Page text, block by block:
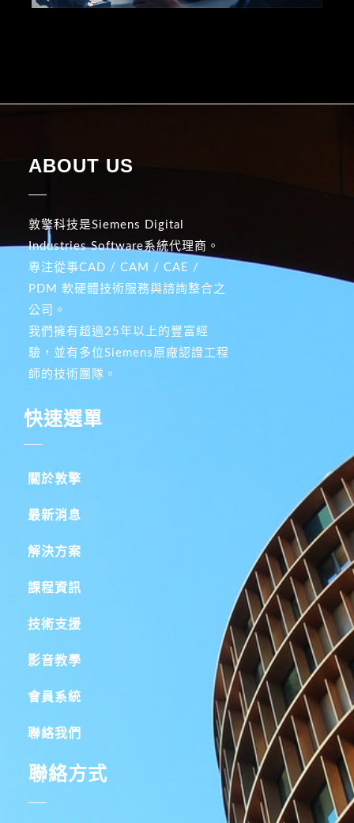
ABOUT US
敦擎科技是Siemens Digital
Industries Software系統代理商。
專注從事CAD / CAM / CAE /
PDM 軟硬體技術服務與諮詢整合之
公司。
我們擁有超過25年以上的豐富經
驗，並有多位Siemens原廠認證工程
師的技術團隊。
快速選單
關於敦擎
最新消息
解決方案
課程資訊
技術支援
影音教學
會員系統
聯絡我們
聯絡方式